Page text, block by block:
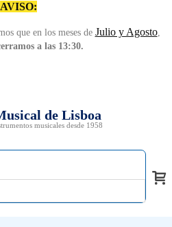
AVISO:
que en los meses de Julio y Agosto,
a las 13:30.
de Lisboa
musicales desde 1958